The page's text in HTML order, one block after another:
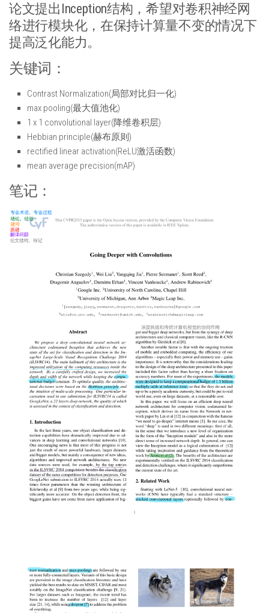
论文提出Inception结构，希望对卷积神经网
络进行模块化，在保持计算量不变的情况下
提高泛化能力。
关键词：
Contrast Normalization(局部对比归一化)
max pooling(最大值池化)
1 x 1 convolutional layer(降维卷积层)
Hebbian principle(赫布原则)
rectified linear activation(ReLU激活函数)
mean average precision(mAP)
笔记：